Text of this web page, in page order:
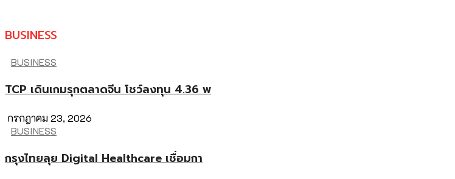
BUSINESS
BUSINESS
TCP เดินเกมรุกตลาดจีน โชว์ลงทุน 4.36 พ
กรกฎาคม 23, 2026
BUSINESS
กรุงไทยลุย Digital Healthcare เชื่อมกา